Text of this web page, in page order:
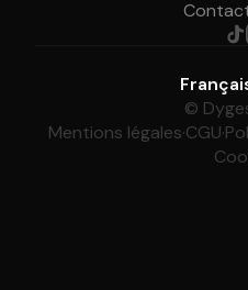
©
Mentions légales·CGU·